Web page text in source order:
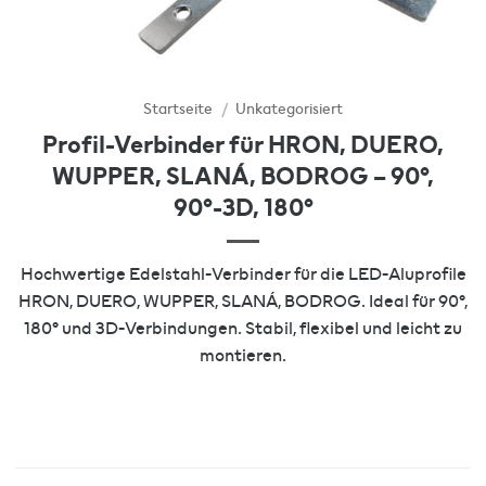
Startseite / Unkategorisiert
Profil-Verbinder für HRON, DUERO,
WUPPER, SLANÁ, BODROG – 90°,
90°-3D, 180°
Hochwertige Edelstahl-Verbinder für die LED-Aluprofile
HRON, DUERO, WUPPER, SLANÁ, BODROG. Ideal für 90°,
180° und 3D-Verbindungen. Stabil, flexibel und leicht zu
montieren.